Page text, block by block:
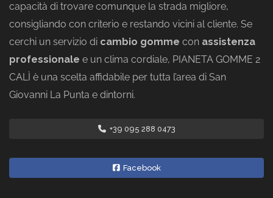
capacità di trovare comunque la strada migliore,
consigliando con criterio e restando vicini al cliente. Se
cerchi un servizio di cambio gomme con assistenza
professionale e un clima cordiale, PIANETA GOMME 2
CALÌ è una scelta affidabile per tutta l’area di San
Giovanni La Punta e dintorni.
+39 095 288 0473
Facebook